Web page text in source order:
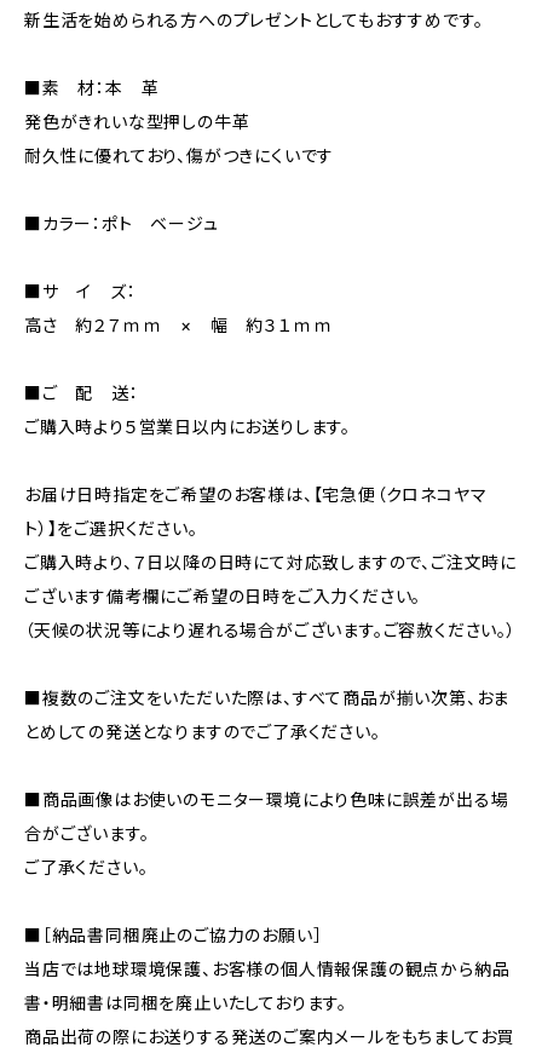
新生活を始められる方へのプレゼントとしてもおすすめです。
■素 材：本 革
発色がきれいな型押しの牛革
耐久性に優れており、傷がつきにくいです
■カラー：ポト ベージュ
■サ イ ズ：
高さ 約２７ｍｍ × 幅 約３１ｍｍ
■ご 配 送：
ご購入時より５営業日以内にお送りします。
お届け日時指定をご希望のお客様は、【宅急便（クロネコヤマ
ト）】をご選択ください。
ご購入時より、７日以降の日時にて対応致しますので、ご注文時に
ございます備考欄にご希望の日時をご入力ください。
（天候の状況等により遅れる場合がございます。ご容赦ください。）
■複数のご注文をいただいた際は、すべて商品が揃い次第、おま
とめしての発送となりますのでご了承ください。
■商品画像はお使いのモニター環境により色味に誤差が出る場
合がございます。
ご了承ください。
■［納品書同梱廃止のご協力のお願い］
当店では地球環境保護、お客様の個人情報保護の観点から納品
書・明細書は同梱を廃止いたしております。
商品出荷の際にお送りする発送のご案内メールをもちましてお買